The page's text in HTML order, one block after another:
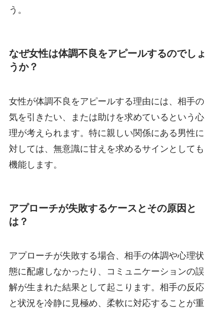
う。
なぜ女性は体調不良をアピールするのでしょ
うか？
女性が体調不良をアピールする理由には、相手の
気を引きたい、または助けを求めているという心
理が考えられます。特に親しい関係にある男性に
対しては、無意識に甘えを求めるサインとしても
機能します。
アプローチが失敗するケースとその原因と
は？
アプローチが失敗する場合、相手の体調や心理状
態に配慮しなかったり、コミュニケーションの誤
解が生まれた結果として起こります。相手の反応
と状況を冷静に見極め、柔軟に対応することが重